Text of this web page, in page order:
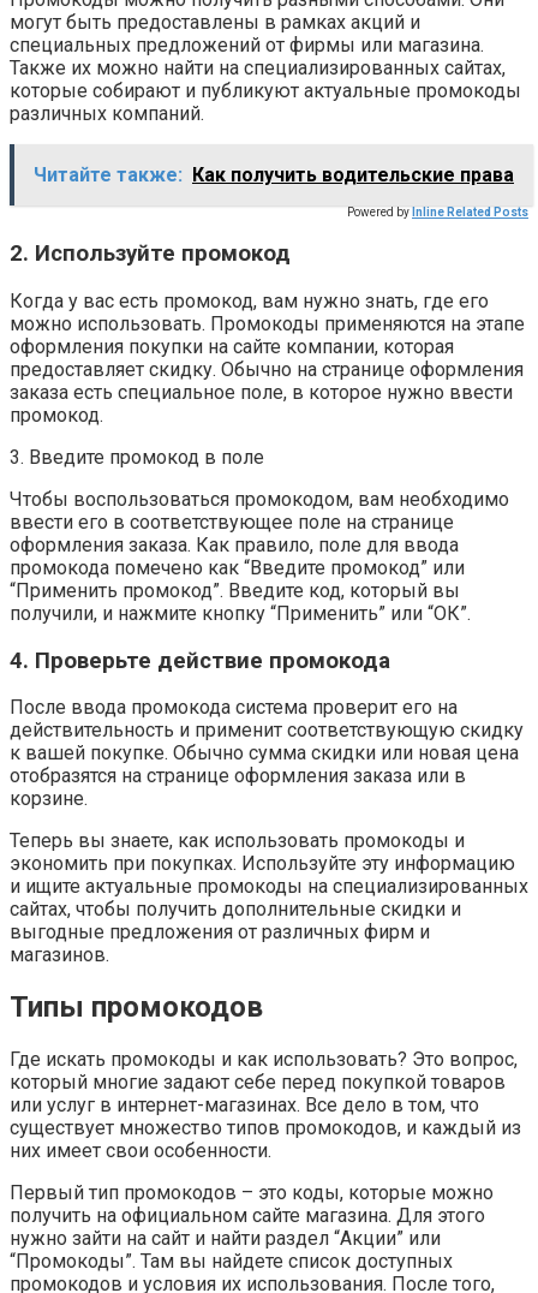
могут быть предоставлены в рамках акций и
специальных предложений от фирмы или магазина.
Также их можно найти на специализированных сайтах,
которые собирают и публикуют актуальные промокоды
различных компаний.
Читайте также: Как получить водительские права
Powered by Inline Related Posts
2. Используйте промокод
Когда у вас есть промокод, вам нужно знать, где его
можно использовать. Промокоды применяются на этапе
оформления покупки на сайте компании, которая
предоставляет скидку. Обычно на странице оформления
заказа есть специальное поле, в которое нужно ввести
промокод.
3. Введите промокод в поле
Чтобы воспользоваться промокодом, вам необходимо
ввести его в соответствующее поле на странице
оформления заказа. Как правило, поле для ввода
промокода помечено как “Введите промокод” или
“Применить промокод”. Введите код, который вы
получили, и нажмите кнопку “Применить” или “ОК”.
4. Проверьте действие промокода
После ввода промокода система проверит его на
действительность и применит соответствующую скидку
к вашей покупке. Обычно сумма скидки или новая цена
отобразятся на странице оформления заказа или в
корзине.
Теперь вы знаете, как использовать промокоды и
экономить при покупках. Используйте эту информацию
и ищите актуальные промокоды на специализированных
сайтах, чтобы получить дополнительные скидки и
выгодные предложения от различных фирм и
магазинов.
Типы промокодов
Где искать промокоды и как использовать? Это вопрос,
который многие задают себе перед покупкой товаров
или услуг в интернет-магазинах. Все дело в том, что
существует множество типов промокодов, и каждый из
них имеет свои особенности.
Первый тип промокодов – это коды, которые можно
получить на официальном сайте магазина. Для этого
нужно зайти на сайт и найти раздел “Акции” или
“Промокоды”. Там вы найдете список доступных
промокодов и условия их использования. После того,